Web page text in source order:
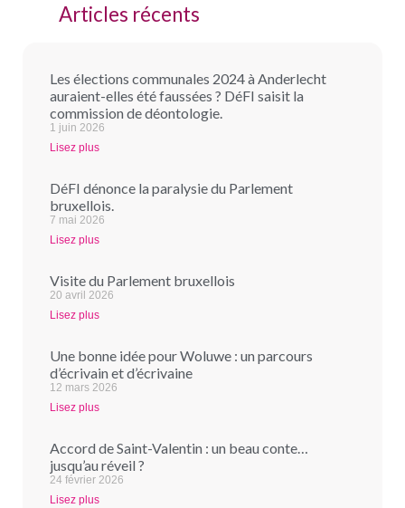
Articles récents
Les élections communales 2024 à Anderlecht
auraient-elles été faussées ? DéFI saisit la
commission de déontologie.
1 juin 2026
Lisez plus
DéFI dénonce la paralysie du Parlement
bruxellois.
7 mai 2026
Lisez plus
Visite du Parlement bruxellois
20 avril 2026
Lisez plus
Une bonne idée pour Woluwe : un parcours
d’écrivain et d’écrivaine
12 mars 2026
Lisez plus
Accord de Saint-Valentin : un beau conte…
jusqu’au réveil ?
24 février 2026
Lisez plus